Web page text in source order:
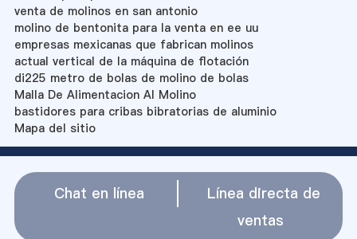
venta de molinos en san antonio
molino de bentonita para la venta en ee uu
empresas mexicanas que fabrican molinos
actual vertical de la máquina de flotación
di225 metro de bolas de molino de bolas
Malla De Alimentacion Al Molino
bastidores para cribas bibratorias de aluminio
Mapa del sitio
Chat en línea
Línea directa de
ventas